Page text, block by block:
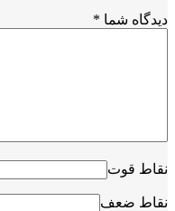
دیدگاه شما *
نقاط قوت
نقاط ضعف